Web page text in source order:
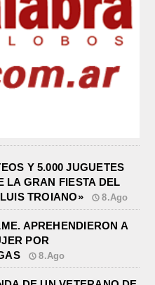
Y 5.000 JUGUETES
LA GRAN FIESTA DEL
TROIANO»
8.Ago
APREHENDIERON A
POR
8.Ago